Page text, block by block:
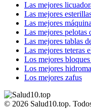
Las mejores
Las mejores
Las mejores
Las mejores pelotas
Las mejores tablas
Las mejores teteras
Los mejores
Los mejores
Los mejores zafus
© 2026 Salud10.top.